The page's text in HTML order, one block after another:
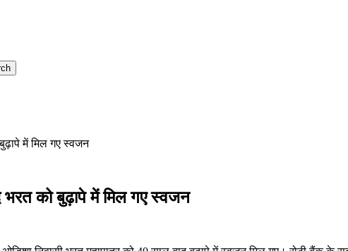
में मिल गए स्वजन
को बुढ़ापे में मिल गए स्वजन